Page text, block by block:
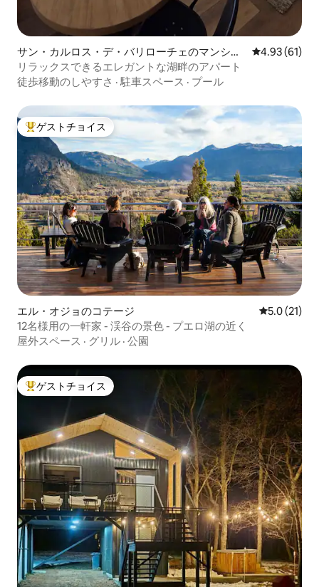
サン・カルロス・デ・バリローチェのマンショ
ン・アパート
レビュー61
4.93 (61)
リラックスできるエレガントな湖畔のアパート
徒歩移動のしやすさ ·駐車スペース · プール
大好評のゲストチョイスです。
ゲストチョイス
エル・オジョのコテージ レビュー21
5.0 (21)
12名様用の一軒家 - 渓谷の景色 - プエロ湖の近く
屋外スペース · グリル · 公園
大好評のゲストチョイスです。
ゲストチョイス